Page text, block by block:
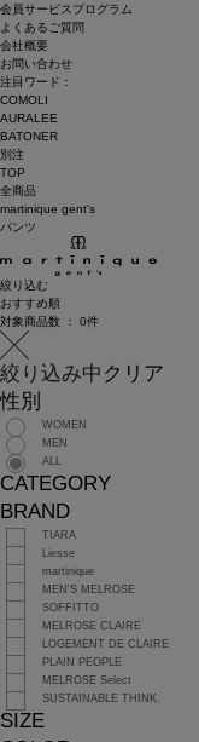
会員サービスプログラム
よくあるご質問
会社概要
お問い合わせ
注目ワード：
COMOLI
AURALEE
BATONER
別注
TOP
全商品
martinique gent's
パンツ
絞り込む
おすすめ順
対象商品数 ： 0件
絞り込み中 クリア
性別
WOMEN
MEN
ALL
CATEGORY
BRAND
TIARA
Liesse
martinique
MEN'S MELROSE
SOFFITTO
MELROSE CLAIRE
LOGEMENT DE CLAIRE
PLAIN PEOPLE
MELROSE Select
SUSTAINABLE THINK.
SIZE